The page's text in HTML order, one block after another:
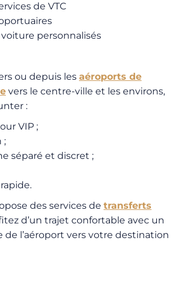
de VTC
personnalisés
ou depuis les aéroports de
vers le centre-ville et les environs,
:
VIP ;
;
séparé et discret ;
des services de transferts
d’un trajet confortable avec un
l’aéroport vers votre destination